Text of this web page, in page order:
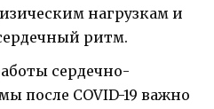
нагрузкам и
ритм.
сердечно-
после COVID-19 важно